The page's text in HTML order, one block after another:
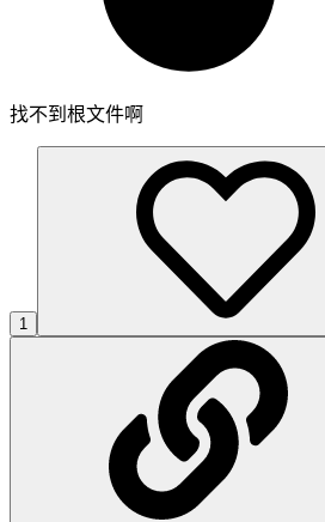
找不到根文件啊
1